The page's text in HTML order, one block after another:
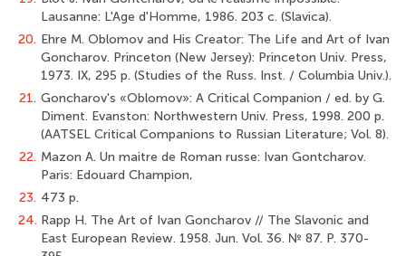
Lausanne: L'Age d'Homme, 1986. 203 c. (Slavica).
20. Ehre M. Oblomov and His Creator: The Life and Art of Ivan
Goncharov. Princeton (New Jersey): Princeton Univ. Press,
1973. IX, 295 p. (Studies of the Russ. Inst. / Columbia Univ.).
21. Goncharov's «Oblomov»: A Critical Companion / ed. by G.
Diment. Evanston: Northwestern Univ. Press, 1998. 200 p.
(AATSEL Critical Companions to Russian Literature; Vol. 8).
22. Mazon A. Un maitre de Roman russe: Ivan Gontcharov.
Paris: Edouard Champion,
23. 473 p.
24. Rapp H. The Art of Ivan Goncharov // The Slavonic and
East European Review. 1958. Jun. Vol. 36. № 87. P. 370-